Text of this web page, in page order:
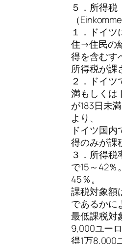
５．所得税
（
１．ドイ
住→住民の
得を含むす
所得税が課
２．ドイツ
満もしくは
が183日未
より、
ドイツ国
得のみが課
３．所得税
で15～42％
45％。
課税対象額
であるかに
最低課税対
9,000ユー
得1万8,000